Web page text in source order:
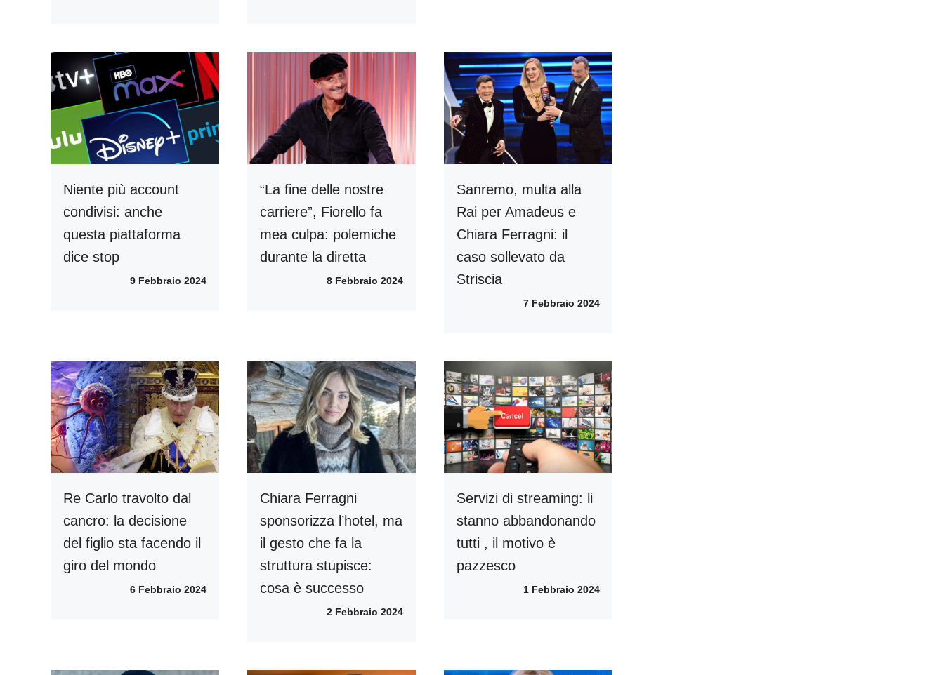
Niente più account
condivisi: anche
questa piattaforma
dice stop
9 Febbraio 2024
“La fine delle nostre
carriere”, Fiorello fa
mea culpa: polemiche
durante la diretta
8 Febbraio 2024
Sanremo, multa alla
Rai per Amadeus e
Chiara Ferragni: il
caso sollevato da
Striscia
7 Febbraio 2024
Re Carlo travolto dal
cancro: la decisione
del figlio sta facendo il
giro del mondo
6 Febbraio 2024
Chiara Ferragni
sponsorizza l’hotel, ma
il gesto che fa la
struttura stupisce:
cosa è successo
2 Febbraio 2024
Servizi di streaming: li
stanno abbandonando
tutti , il motivo è
pazzesco
1 Febbraio 2024